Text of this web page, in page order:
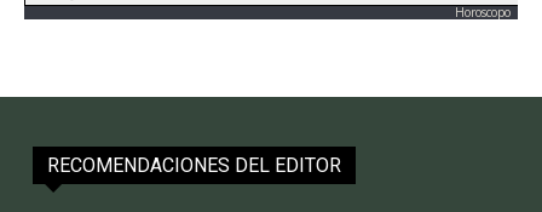
Horoscopo
RECOMENDACIONES DEL EDITOR